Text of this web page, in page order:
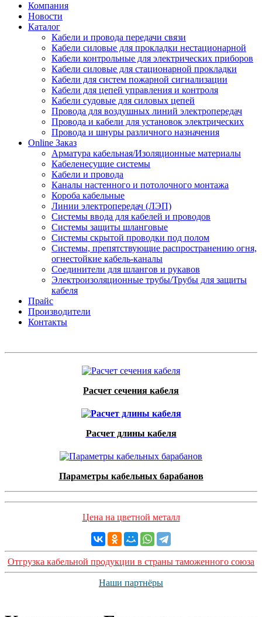
Компания
Новости
Каталог
Кабели и провода передачи связи
Кабели силовые для прокладки нестационарной
Кабели контрольные для электрических приборов
Кабели силовые для стационарной прокладки
Кабели для систем пожарной сигнализации
Кабели для цепей управления и контроля
Кабели судовые для силовых цепей
Провода для воздушных линий электропередач
Провода и кабели для установок электрических
Провода и шнуры различного назначения
Online Заказ
Арматура кабельная/Изоляционные материалы
Кабеленесущие системы
Кабели и провода
Каналы настенного и потолочного монтажа
Короба кабельные
Линии электропередач (ЛЭП)
Системы ввода для кабелей и проводов
Системы защиты шланговые
Системы скрытой проводки под полом
Системы, препятствующие распространению огня,
огнестойкие кабель-каналы
Соединители для шлангов и рукавов
Электроизоляционные трубы/Трубы для защиты
кабеля
Прайс
Производители
Контакты
Расчет сечения кабеля
Расчет длины кабеля
Параметры кабельных барабанов
Цена на цветной металл
Отгрузка кабельной продукции в страны таможенного союза
Наши партнёры